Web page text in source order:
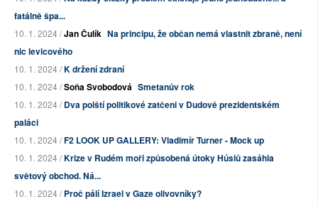
fatálně špa...
10. 1. 2024 /Jan Čulík Na principu, že občan nemá vlastnit zbraně, není
nic levicového
10. 1. 2024 /K držení zdraní
10. 1. 2024 /Soňa Svobodová Smetanův rok
10. 1. 2024 /Dva polští politikové zatčeni v Dudově prezidentském
paláci
10. 1. 2024 /F2 LOOK UP GALLERY: Vladimír Turner - Mock up
10. 1. 2024 /Krize v Rudém moři způsobená útoky Húsiů zasáhla
světový obchod. Ná...
10. 1. 2024 /Proč pálí Izrael v Gaze olivovníky?